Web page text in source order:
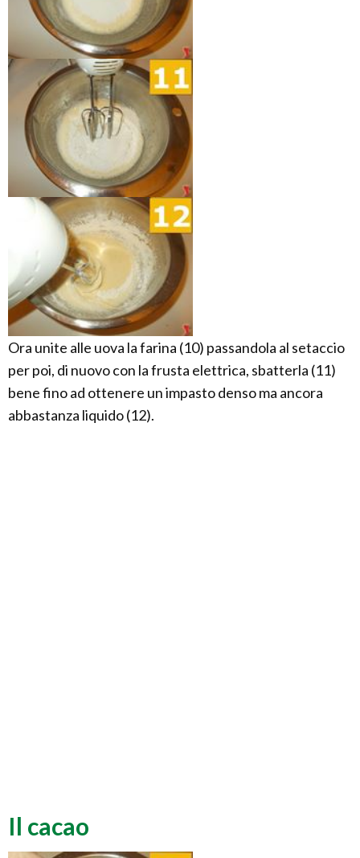
Ora unite alle uova la farina (10) passandola al setaccio
per poi, di nuovo con la frusta elettrica, sbatterla (11)
bene fino ad ottenere un impasto denso ma ancora
abbastanza liquido (12).
Il cacao